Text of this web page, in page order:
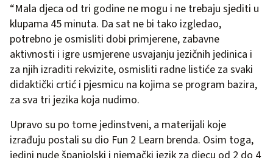
“Mala djeca od tri godine ne mogu i ne trebaju sjediti u
klupama 45 minuta. Da sat ne bi tako izgledao,
potrebno je osmisliti dobi primjerene, zabavne
aktivnosti i igre usmjerene usvajanju jezičnih jedinica i
za njih izraditi rekvizite, osmisliti radne listiće za svaki
didaktički crtić i pjesmicu na kojima se program bazira,
za sva tri jezika koja nudimo.
Upravo su po tome jedinstveni, a materijali koje
izrađuju postali su dio Fun 2 Learn brenda. Osim toga,
jedini nude španjolski i njemački jezik za djecu od 2 do 4